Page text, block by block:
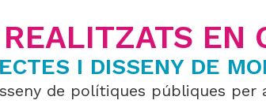
EN
I DISSENY DE
de polítiques públiques per